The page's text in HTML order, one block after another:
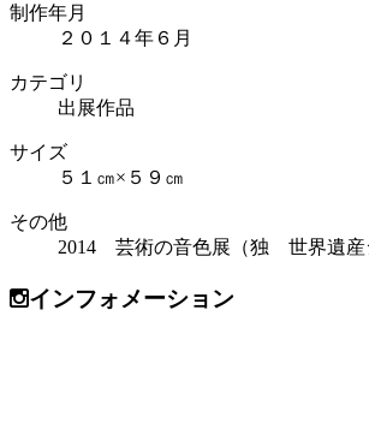
制作年月
２０１４年６月
カテゴリ
出展作品
サイズ
５１㎝×５９㎝
その他
2014 芸術の音色展（独 世界遺産
インフォメーション